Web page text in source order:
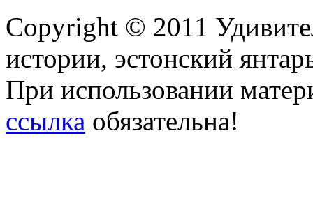
Copyright © 2011
истории, эстонский
При использовании
ссылка обязательна!